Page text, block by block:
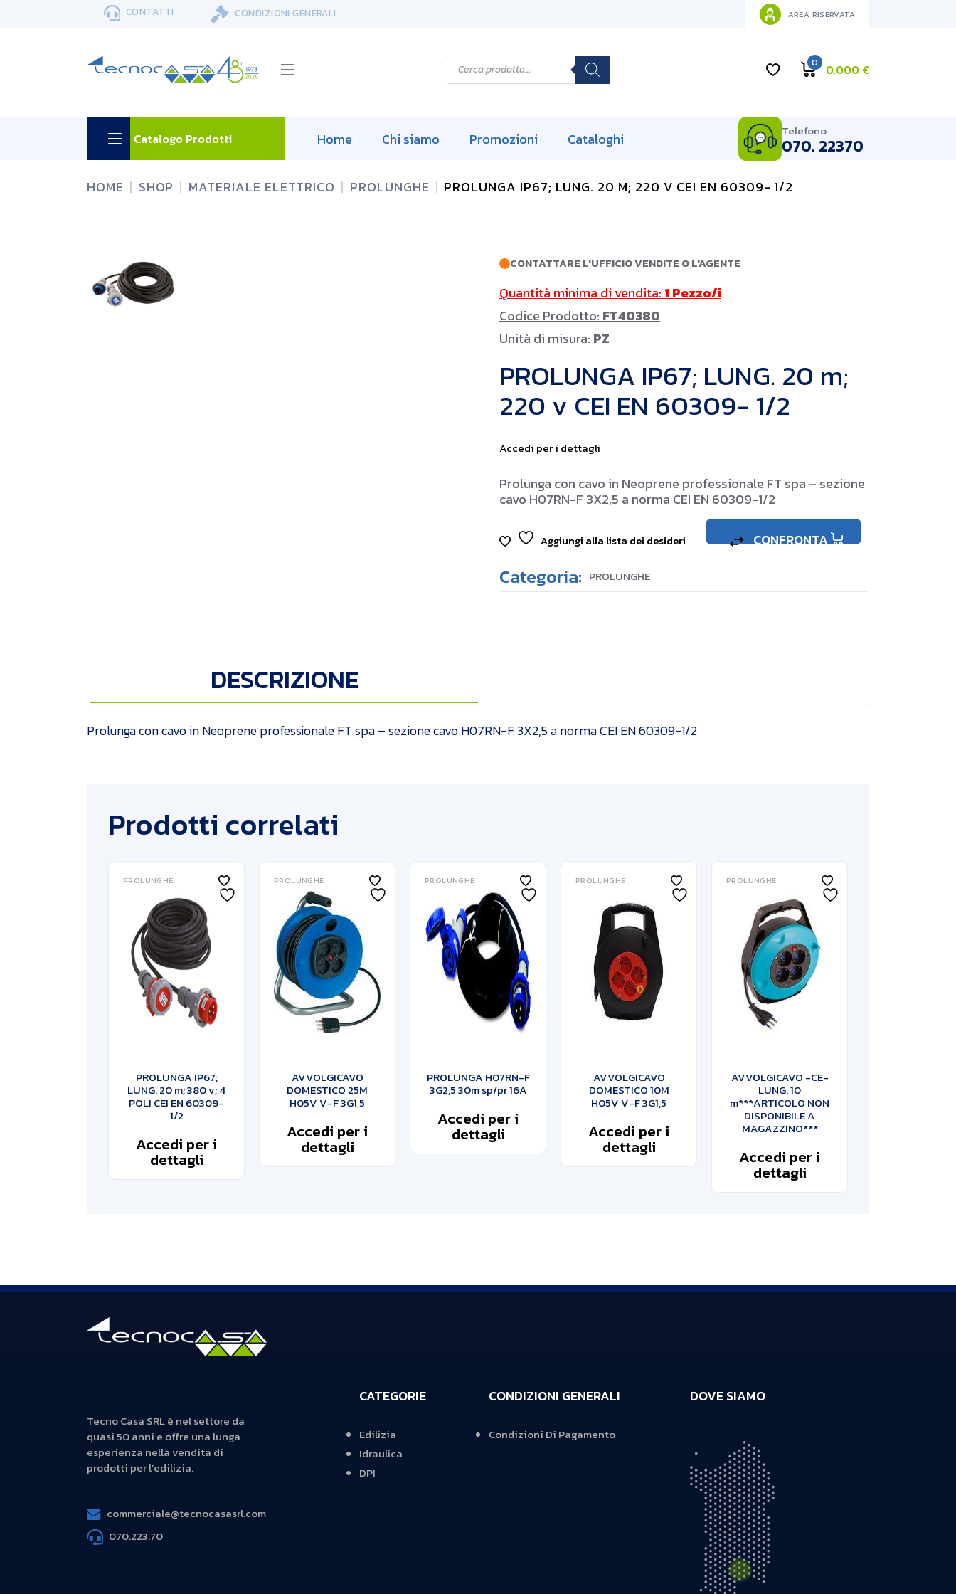
CONTATTI CONDIZIONI GENERALI AREA RISERVATA
P
o
c
0 0,000 €
Catalogo Prodotti Home Chi siamo Promozioni Cataloghi Telefono
070. 22370
HOME SHOP MATERIALE ELETTRICO PROLUNGHE PROLUNGA IP67; LUNG. 20 M; 220 V CEI EN 60309- 1/2
CONTATTARE L'UFFICIO VENDITE O L'AGENTE
Quantità minima di vendita: 1 Pezzo/i
Codice Prodotto: FT40380
Unità di misura: PZ
PROLUNGA IP67; LUNG. 20 m;
220 v CEI EN 60309- 1/2
Accedi per i dettagli
Prolunga con cavo in Neoprene professionale FT spa – sezione
cavo H07RN-F 3X2,5 a norma CEI EN 60309-1/2
Aggiungi alla lista dei desideri CONFRONTA
Categoria: PROLUNGHE
DESCRIZIONE
Prolunga con cavo in Neoprene professionale FT spa – sezione cavo H07RN-F 3X2,5 a norma CEI EN 60309-1/2
Prodotti correlati
PROLUNGHE
PROLUNGA IP67;
LUNG. 20 m; 380 v; 4
POLI CEI EN 60309-
1/2
Accedi per i
dettagli
PROLUNGHE
AVVOLGICAVO
DOMESTICO 25M
H05V V-F 3G1,5
Accedi per i
dettagli
PROLUNGHE
PROLUNGA H07RN-F
3G2,5 30m sp/pr 16A
Accedi per i
dettagli
PROLUNGHE
AVVOLGICAVO
DOMESTICO 10M
H05V V-F 3G1,5
Accedi per i
dettagli
PROLUNGHE
AVVOLGICAVO -CE-
LUNG. 10
m***ARTICOLO NON
DISPONIBILE A
MAGAZZINO***
Accedi per i
dettagli
Tecno Casa SRL è nel settore da
quasi 50 anni e offre una lunga
esperienza nella vendita di
prodotti per l’edilizia.
commerciale@tecnocasasrl.com
070.223.70
CATEGORIE
Edilizia
Idraulica
DPI
CONDIZIONI GENERALI
Condizioni Di Pagamento
DOVE SIAMO